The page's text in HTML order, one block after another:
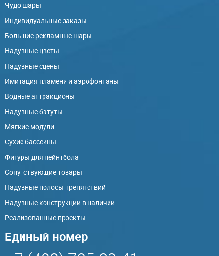
Чудо шары
Индивидуальные заказы
Большие рекламные шары
Надувные цветы
Надувные сцены
Имитация пламени и аэрофонтаны
Водные аттракционы
Надувные батуты
Мягкие модули
Сухие бассейны
Фигуры для пейнтбола
Сопутствующие товары
Надувные полосы препятствий
Надувные конструкции в наличии
Реализованные проекты
Единый номер